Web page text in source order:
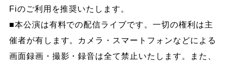
Fiのご利用を推奨いたします。
■本公演は有料での配信ライブです。一切の権利は主
催者が有します。カメラ・スマートフォンなどによる
画面録画・撮影・録音は全て禁止いたします。また、